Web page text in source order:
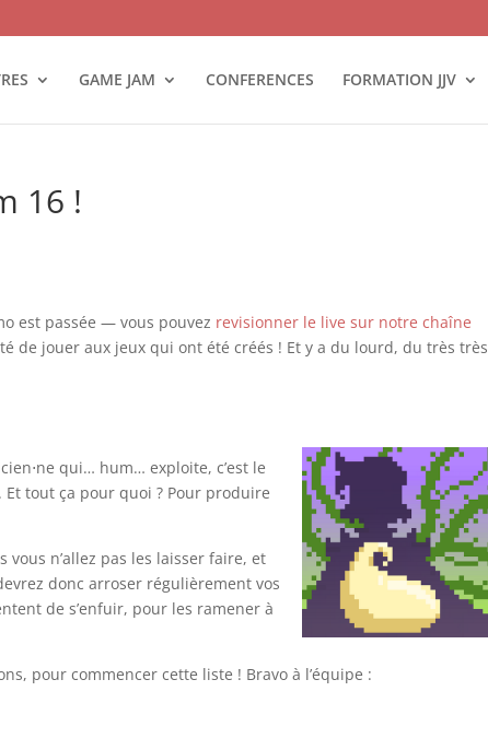
GAME JAM CONFERENCES FORMATION JJV
16 !
est passée — vous pouvez revisionner le live sur notre chaîne
de jouer aux jeux qui ont été créés ! Et y a du lourd, du très très
qui… hum… exploite, c’est le
tout ça pour quoi ? Pour produire
vous n’allez pas les laisser faire, et
donc arroser régulièrement vos
de s’enfuir, pour les ramener à
pour commencer cette liste ! Bravo à l’équipe :